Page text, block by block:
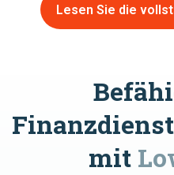
Lesen Sie die
mit